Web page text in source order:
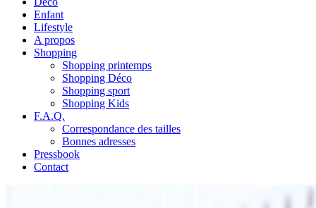
Enfant
Lifestyle
A propos
Shopping
Shopping printemps
Shopping Déco
Shopping sport
Shopping Kids
F.A.Q.
Correspondance des tailles
Bonnes adresses
Pressbook
Contact